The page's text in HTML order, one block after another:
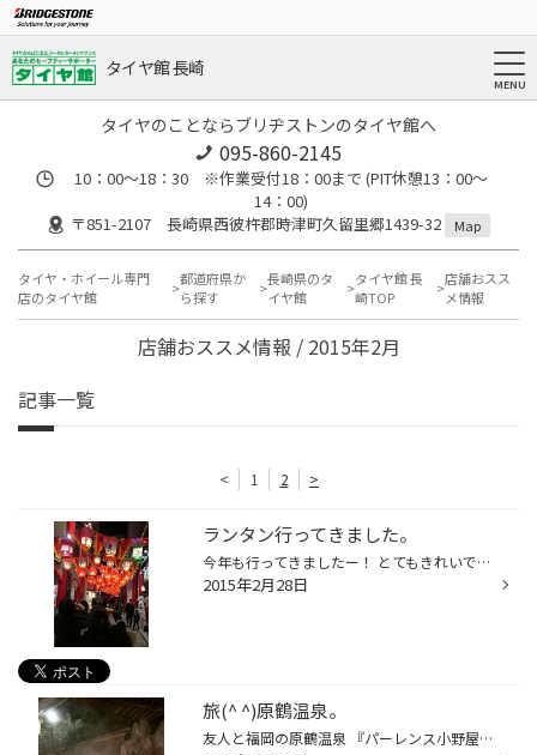
タイヤ館 長崎
タイヤのことならブリヂストンのタイヤ館へ
095-860-2145
10：00～18：30 ※作業受付18：00まで (PIT休憩13：00～
14：00)
〒851-2107 長崎県西彼杵郡時津町久留里郷1439-32
Map
タイヤ・ホイール専門
店のタイヤ館
都道府県か
ら探す
長崎県のタ
イヤ館
タイヤ館 長
崎TOP
店舗おスス
メ情報
店舗おススメ情報 / 2015年2月
記事一覧
< 1 2 >
ランタン行ってきました。
今年も行ってきましたー！ とてもきれいでしたし おいしいものいっぱい食べました♪ 食べ歩きほど楽しいものはありませんね！！(笑)
2015年2月28日
旅(^ ^)原鶴温泉。
友人と福岡の原鶴温泉 『パーレンス小野屋』へ行ってきました。 温泉に浸かりゆーくり過ごせた(^ ^) 休日でした。 帰って2日目、きのう仕事から帰ると 宿泊した旅館からハガキが 届いていました(^ ^)お礼のお言葉が！ 楽しかった旅を思い出し嬉しくなりますね♪ とても良いところでした。 また行きた...